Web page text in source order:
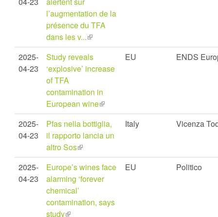
l’augmentation de la
présence du TFA
dans les v...(link
is
external)
2025-
04-23
Study reveals
‘explosive’ increase
of TFA
contamination in
European wine(link
is
external)
EU ENDS
2025-
04-23
Pfas nella bottiglia,
il rapporto lancia un
altro Sos(link
is
external)
Italy Vicenza
2025-
04-23
Europe’s wines face
alarming ‘forever
chemical’
contamination, says
study(link
EU Politico